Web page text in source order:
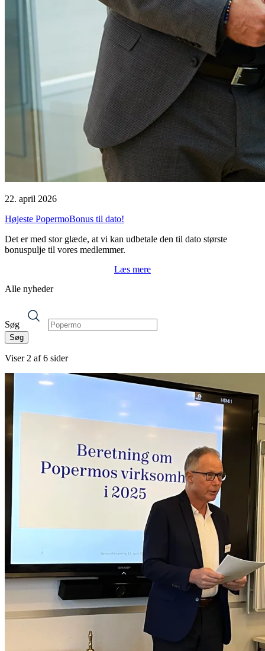
22. april 2026
Højeste PopermoBonus til dato!
Det er med stor glæde, at vi kan udbetale den til dato største
bonuspulje til vores medlemmer.
Læs mere
Alle nyheder
Søg
Viser 2 af6 sider